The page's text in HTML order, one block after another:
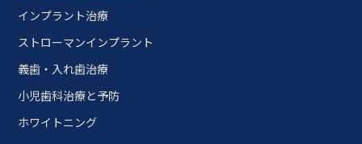
インプラント治療
ストローマンインプラント
義歯・入れ歯治療
小児歯科治療と予防
ホワイトニング